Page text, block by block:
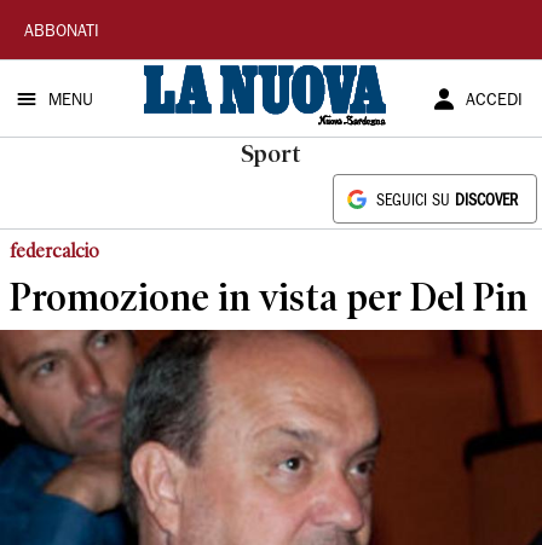
La
Nuova
Sardegna
ABBONATI
MENU ACCEDI
Sport
SEGUICI SU DISCOVER
federcalcio
Promozione in vista per Del Pin